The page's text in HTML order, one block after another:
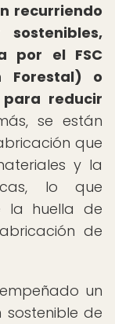
recurriendo
por el FSC
Forestal) o
reducir
se están
que
y la
lo que
la huella de
de
un
de